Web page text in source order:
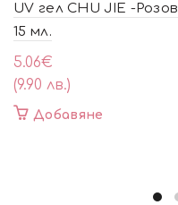
UV гел CHU JIE -Розов
15 мл.
5.06€
(9.90 лв.)
Добавяне